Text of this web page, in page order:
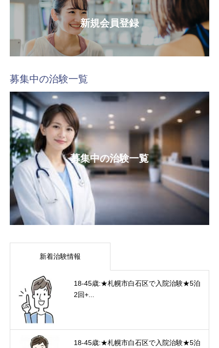
新規会員登録
募集中の治験一覧
募集中の治験一覧
新着治験情報
18-45歳:★札幌市白石区で入院治験★5泊
2回+...
18-45歳:★札幌市白石区で入院治験★5泊